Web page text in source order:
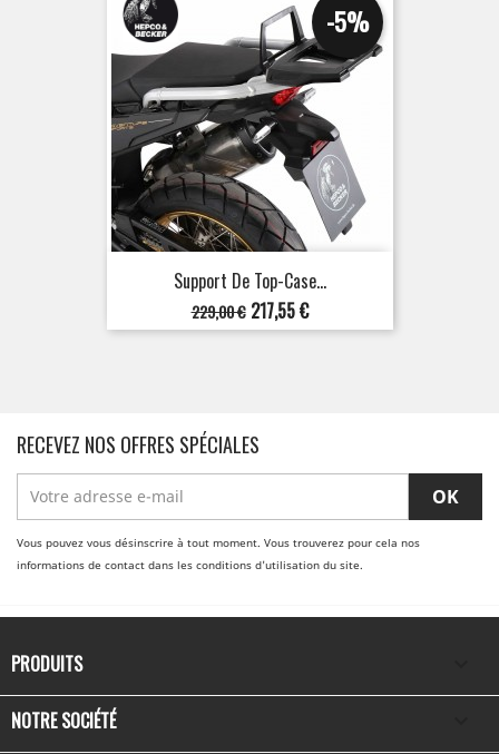
Support De Top-Case...
Prix
de
229,00 €
-5%
Prix
217,55 €
RECEVEZ NOS OFFRES SPÉCIALES
Vous pouvez vous désinscrire à tout moment. Vous trouverez pour cela nos
informations de contact dans les conditions d'utilisation du site.
PRODUITS
NOTRE SOCIÉTÉ